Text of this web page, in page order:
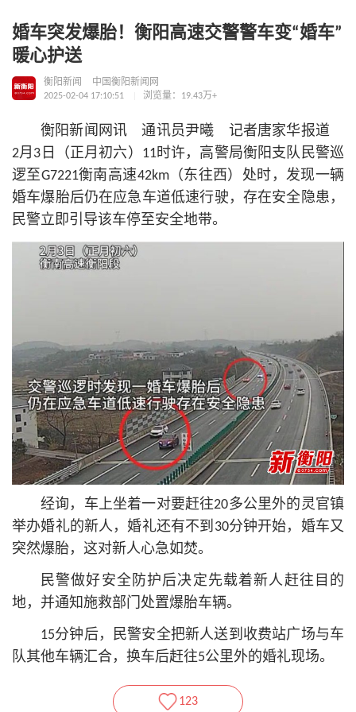
婚车突发爆胎！衡阳高速交警警车变“婚车”
暖心护送
衡阳新闻
中国衡阳新闻网
2025-02-04 17:10:51
浏览量：19.43万+
衡阳新闻网讯 通讯员尹曦 记者唐家华报道
2月3日（正月初六）11时许，高警局衡阳支队民警巡
逻至G7221衡南高速42km（东往西）处时，发现一辆
婚车爆胎后仍在应急车道低速行驶，存在安全隐患，
民警立即引导该车停至安全地带。
经询，车上坐着一对要赶往20多公里外的灵官镇
举办婚礼的新人，婚礼还有不到30分钟开始，婚车又
突然爆胎，这对新人心急如焚。
民警做好安全防护后决定先载着新人赶往目的
地，并通知施救部门处置爆胎车辆。
15分钟后，民警安全把新人送到收费站广场与车
队其他车辆汇合，换车后赶往5公里外的婚礼现场。
123